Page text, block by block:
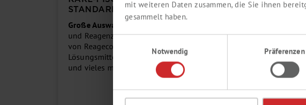
mit weiteren Daten zusammen, die Sie ihnen
gesammelt haben.
Einwilligungsauswahl
Notwendig
Präferenzen
STANDARDS
Große Auswahl: HYDRANAL™ Komponenten
und Reagenzien, Standards gemäß Ph. Eur.
von Reagecon, Reagenzien und
Lösungsmittel von CARLO ERBA Reagents
und vieles mehr.
Der
passenden
BRAND.
Scientific.